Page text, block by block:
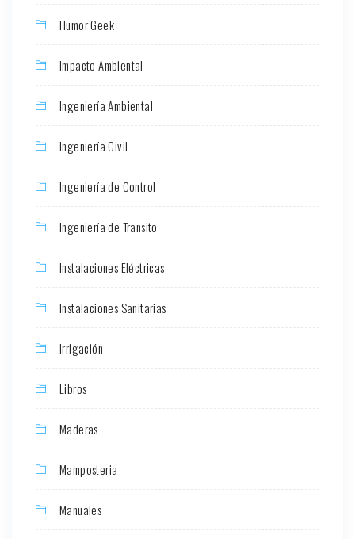
Humor Geek
Impacto Ambiental
Ingeniería Ambiental
Ingeniería Civil
Ingeniería de Control
Ingeniería de Transito
Instalaciones Eléctricas
Instalaciones Sanitarias
Irrigación
Libros
Maderas
Mamposteria
Manuales